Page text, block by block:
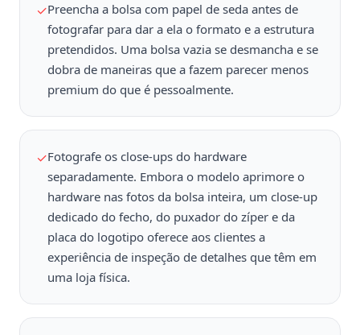
✓Preencha a bolsa com papel de seda antes de
fotografar para dar a ela o formato e a estrutura
pretendidos. Uma bolsa vazia se desmancha e se
dobra de maneiras que a fazem parecer menos
premium do que é pessoalmente.
✓Fotografe os close-ups do hardware
separadamente. Embora o modelo aprimore o
hardware nas fotos da bolsa inteira, um close-up
dedicado do fecho, do puxador do zíper e da
placa do logotipo oferece aos clientes a
experiência de inspeção de detalhes que têm em
uma loja física.